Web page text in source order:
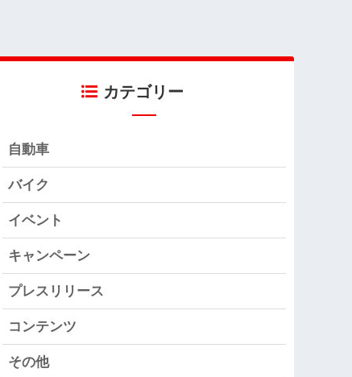
カテゴリー
自動車
バイク
イベント
キャンペーン
プレスリリース
コンテンツ
その他